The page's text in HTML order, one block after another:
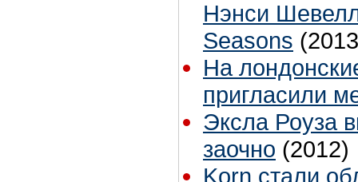
Нэнси
Seasons
На
пригласили
Эксла Роуза
заочно (2012)
Korn стали